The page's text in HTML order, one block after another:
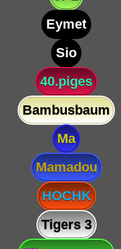
Eymet
Sio
40.piges
Bambusbaum
Ma
Mamadou
HOCHK
Tigers 3